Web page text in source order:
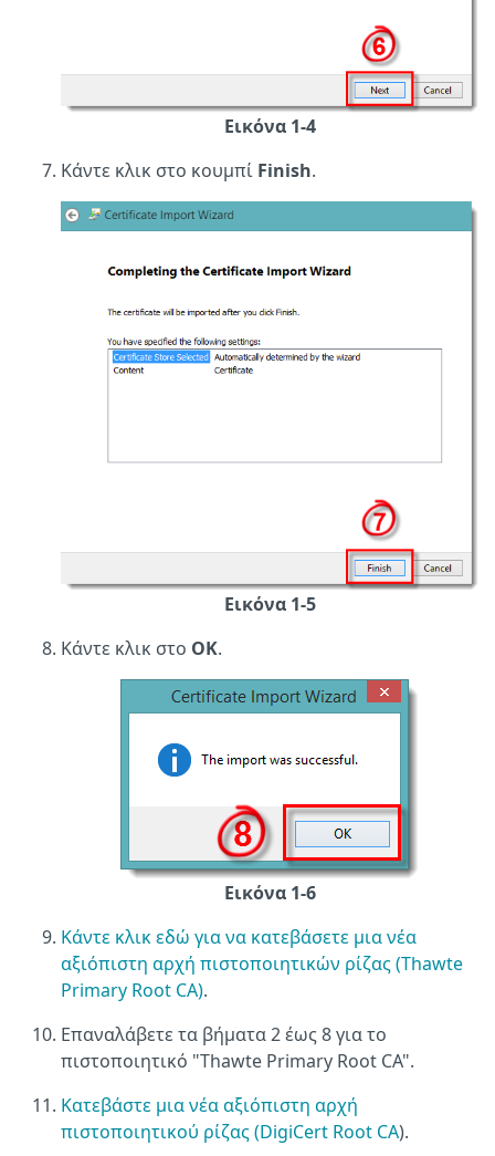
Εικόνα 1-4
Κάντε κλικ στο κουμπί Finish.
Εικόνα 1-5
Κάντε κλικ στο OK.
Εικόνα 1-6
Κάντε κλικ εδώ για να κατεβάσετε μια νέα
αξιόπιστη αρχή πιστοποιητικών ρίζας (Thawte
Primary Root CA).
Επαναλάβετε τα βήματα 2 έως 8 για το
πιστοποιητικό "Thawte Primary Root CA".
Κατεβάστε μια νέα αξιόπιστη αρχή
πιστοποιητικού ρίζας (DigiCert Root CA).